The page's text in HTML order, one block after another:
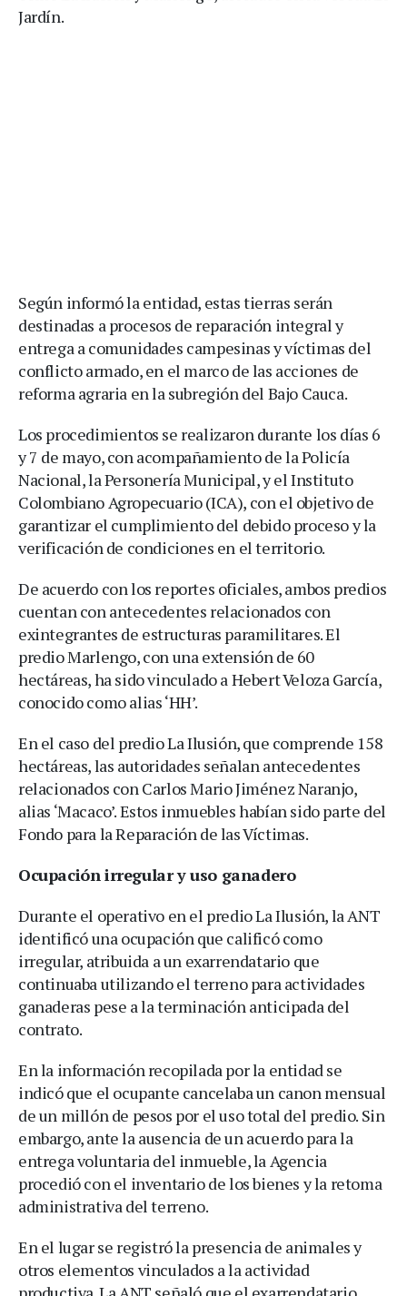
Jardín.
Según informó la entidad, estas tierras serán
destinadas a procesos de reparación integral y
entrega a comunidades campesinas y víctimas del
conflicto armado, en el marco de las acciones de
reforma agraria en la subregión del Bajo Cauca.
Los procedimientos se realizaron durante los días 6
y 7 de mayo, con acompañamiento de la Policía
Nacional, la Personería Municipal, y el Instituto
Colombiano Agropecuario (ICA), con el objetivo de
garantizar el cumplimiento del debido proceso y la
verificación de condiciones en el territorio.
De acuerdo con los reportes oficiales, ambos predios
cuentan con antecedentes relacionados con
exintegrantes de estructuras paramilitares. El
predio Marlengo, con una extensión de 60
hectáreas, ha sido vinculado a Hebert Veloza García,
conocido como alias ‘HH’.
En el caso del predio La Ilusión, que comprende 158
hectáreas, las autoridades señalan antecedentes
relacionados con Carlos Mario Jiménez Naranjo,
alias ‘Macaco’. Estos inmuebles habían sido parte del
Fondo para la Reparación de las Víctimas.
Ocupación irregular y uso ganadero
Durante el operativo en el predio La Ilusión, la ANT
identificó una ocupación que calificó como
irregular, atribuida a un exarrendatario que
continuaba utilizando el terreno para actividades
ganaderas pese a la terminación anticipada del
contrato.
En la información recopilada por la entidad se
indicó que el ocupante cancelaba un canon mensual
de un millón de pesos por el uso total del predio. Sin
embargo, ante la ausencia de un acuerdo para la
entrega voluntaria del inmueble, la Agencia
procedió con el inventario de los bienes y la retoma
administrativa del terreno.
En el lugar se registró la presencia de animales y
otros elementos vinculados a la actividad